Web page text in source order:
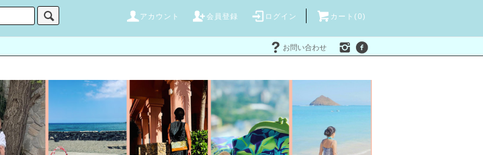
アカウント 会員登録 ログイン カート(0)
お問い合わせ